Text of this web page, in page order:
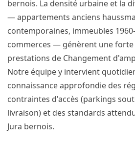
bernois. La densité urbaine et la
— appartements anciens
contemporaines, immeubles
commerces — génèrent une
prestations de Changement
Notre équipe y intervient
connaissance approfondie des
contraintes d'accès (parkings
livraison) et des standards
Jura bernois.